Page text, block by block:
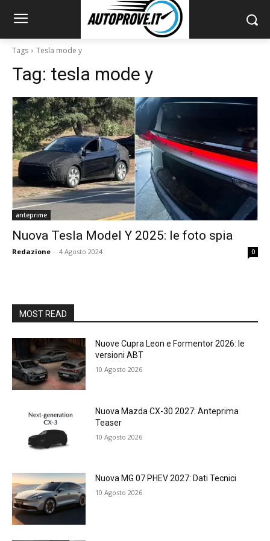
Tags Tesla mode y
Tag: tesla mode y
anteprime
Nuova Tesla Model Y 2025: le foto spia
Redazione - 4 Agosto 2024 0
MOST READ
Nuove Cupra Leon e Formentor 2026: le
versioni ABT
10 Agosto 2026
Nuova Mazda CX-30 2027: Anteprima
Teaser
10 Agosto 2026
Nuova MG 07 PHEV 2027: Dati Tecnici
10 Agosto 2026